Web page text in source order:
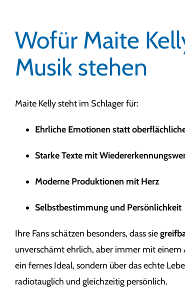
Wofür Maite
Musik stehen
Maite Kelly steht im Schlager für:
Ehrliche Emotionen statt
Starke Texte mit
Moderne Produktionen mit Herz
Selbstbestimmung und Persönlichkeit
Ihre Fans schätzen besonders, dass sie
unverschämt ehrlich, aber immer mit einem
ein fernes Ideal, sondern über das echte
radiotauglich und gleichzeitig persönlich.